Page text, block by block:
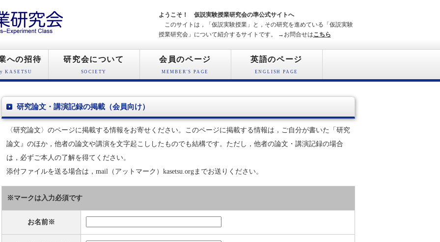
ようこそ！ 仮説実験授業研究会の準公式サイトへ
このサイトは，「仮説実験授業」と，その研究を進めている「仮説実験
授業研究会」について紹介するサイトです。 →お問合せはこちら
への招待
KASETSU
研究会について
SOCIETY
会員のページ
MEMBER'S PAGE
英語のページ
ENGLISH PAGE
研究論文・講演記録の掲載（会員向け）
〈研究論文〉のページに掲載する情報をお寄せください。このページに掲載する情報は，ご自分が書いた「研究
論文』のほか，他者の論文や講演を文字起こししたものでも結構です。ただし，他者の論文・講演記録の場合
は，必ずご本人の了解を得てください。
添付ファイルを送る場合は，mail（アットマーク）kasetsu.orgまでお送りください。
※マークは入力必須です
お名前※